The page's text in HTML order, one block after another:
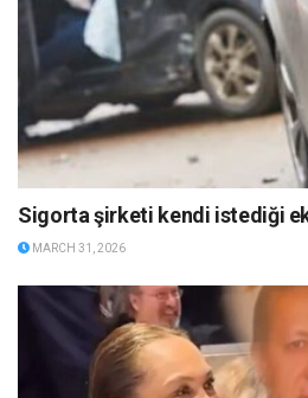
Sigorta şirketi kendi istediği
MARCH 31, 2026